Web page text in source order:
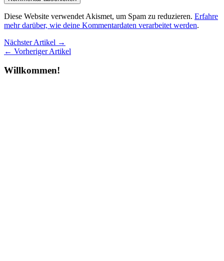
Diese Website verwendet Akismet, um Spam zu reduzieren. Erfahre
mehr darüber, wie deine Kommentardaten verarbeitet werden.
Nächster Artikel →
← Vorheriger Artikel
Willkommen!